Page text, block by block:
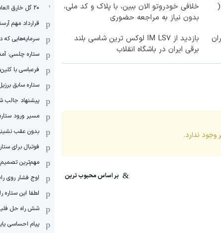
خلافی خودروتو الان ببین، با پلاک و کد ملی،
بدون نیاز به مراجعه حضوری
بازدید از IM LS7 لوکس ترین شاسی بلند
برقی ایران در باشگاه انقلاب
وجود ندارد.
20 گل خارق العاده توپچی‌های لندن
قرارداد مهم
سرمایه‌هایی
ستاره چلسی:
فرعباسی با
ستاره سابق
پیشنهاد جالب
مسیر ورود
بدون عقب
فوتبال برای
مهم‌ترین تصمیم
اوج فشار روی
لطفا این
شش راه حل
پیام احساسی